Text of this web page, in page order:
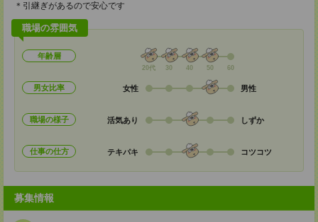
＊引継ぎがあるので安心です
職場の雰囲気
年齢層
20代 30 40 50 60
男女比率 女性 男性
職場の様子 活気あり しずか
仕事の仕方 テキパキ コツコツ
募集情報